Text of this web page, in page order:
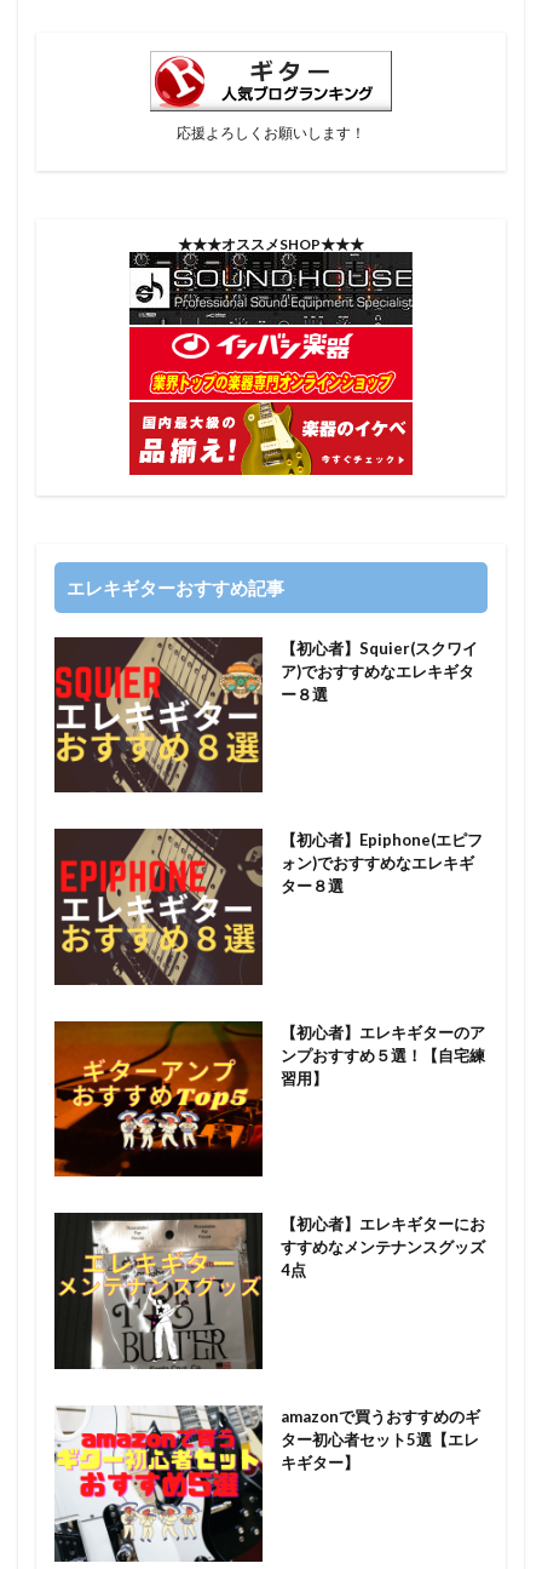
応援よろしくお願いします！
★★★オススメSHOP★★★
エレキギターおすすめ記事
【初心者】Squier(スクワイ
ア)でおすすめなエレキギタ
ー８選
【初心者】Epiphone(エピフ
ォン)でおすすめなエレキギ
ター８選
【初心者】エレキギターのア
ンプおすすめ５選！【自宅練
習用】
【初心者】エレキギターにお
すすめなメンテナンスグッズ
4点
amazonで買うおすすめのギ
ター初心者セット5選【エレ
キギター】